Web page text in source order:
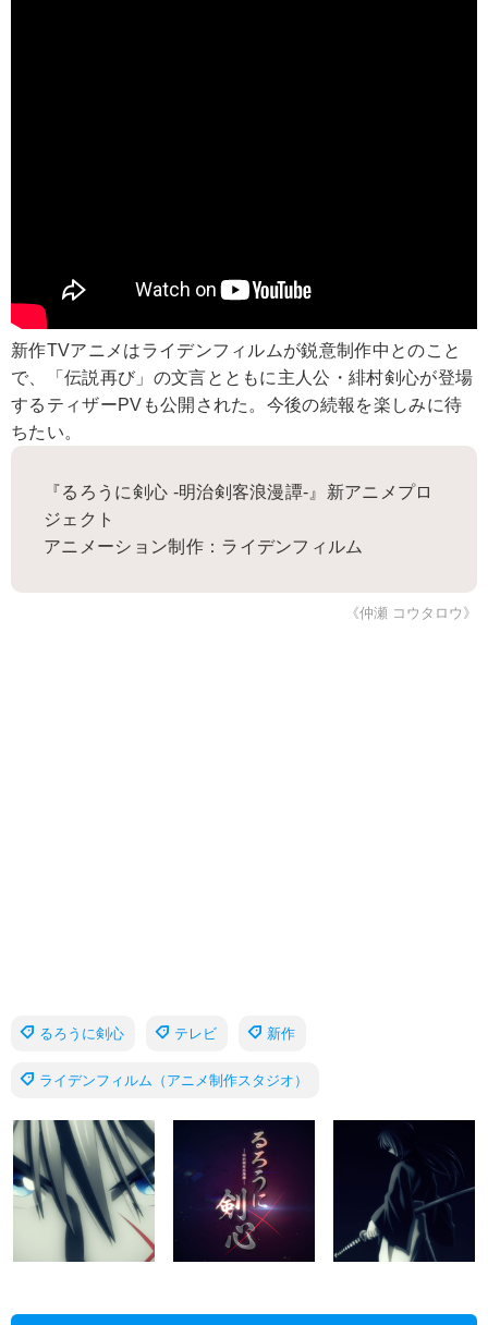
新作TVアニメはライデンフィルムが鋭意制作中とのこと
で、「伝説再び」の文言とともに主人公・緋村剣心が登場
するティザーPVも公開された。今後の続報を楽しみに待
ちたい。
『るろうに剣心 -明治剣客浪漫譚-』新アニメプロ
ジェクト
アニメーション制作：ライデンフィルム
《仲瀬 コウタロウ》
るろうに剣心 テレビ 新作
ライデンフィルム（アニメ制作スタジオ）